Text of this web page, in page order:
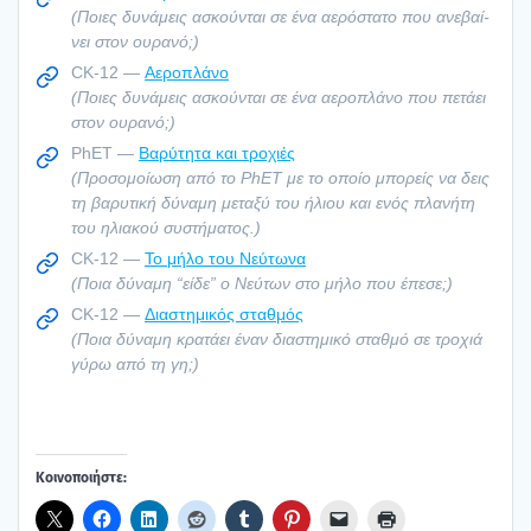
(Ποιες δυνά­μεις ασκού­νται σε ένα αερό­στα­το που ανε­βαί­
νει στον ουρα­νό;)
CK-12 — Αερο­πλά­νο
(Ποιες δυνά­μεις ασκού­νται σε ένα αερο­πλά­νο που πετά­ει
στον ουρα­νό;)
PhET — Βαρύ­τη­τα και τρο­χιές
(Προ­σο­μοί­ω­ση από το PhET με το οποίο μπο­ρείς να δεις
τη βαρυ­τι­κή δύνα­μη μετα­ξύ του ήλιου και ενός πλα­νή­τη
του ηλια­κού συστή­μα­τος.)
CK-12 — Το μήλο του Νεύ­τω­να
(Ποια δύνα­μη “είδε” ο Νεύ­των στο μήλο που έπε­σε;)
CK-12 — Δια­στη­μι­κός σταθ­μός
(Ποια δύνα­μη κρα­τά­ει έναν δια­στη­μι­κό σταθ­μό σε τρο­χιά
γύρω από τη γη;)
Κοι­νο­ποι­ή­στε: